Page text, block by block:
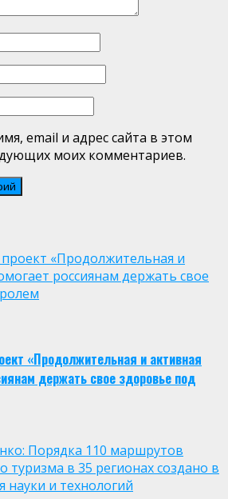
email и адрес сайта в этом
моих комментариев.
«Продолжительная и
россиянам держать свое
«Продолжительная и активная
держать свое здоровье под
Порядка 110 маршрутов
туризма в 35 регионах создано в
науки и технологий